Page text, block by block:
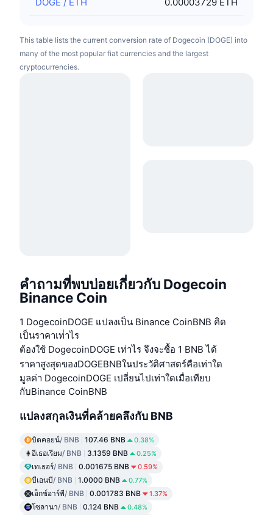
This table lists the current conversion rate of Dogecoin (DOGE) into
many of the most popular fiat currencies and the largest
cryptocurrencies.
คำถามที่พบบ่อยเกี่ยวกับ Dogecoin
Binance Coin
1 DogecoinDOGE แปลงเป็น Binance CoinBNB คิด
เป็นราคาเท่่าไร
ต้องใช้ DogecoinDOGE เท่าไร จึงจะซื้อ 1 BNB ได้
ราคาสูงสุดของDOGEBNBในประวัติศาสตร์คือเท่าใด
มูลค่า DogecoinDOGE เปลี่ยนไปเท่าใดเมื่อเทียบ
กับBinance CoinBNB
แปลงสกุลเงินที่คล้ายคลึงกับ BNB
บิตคอยน์/ BNB 107.46 BNB 0.38%
อีเธอเรียม/ BNB 3.1359 BNB 0.25%
เทเธอร์/ BNB 0.001675 BNB 0.59%
บีเอนบี/ BNB 1.0000 BNB 0.77%
เอ็กซ์อาร์พี/ BNB 0.001783 BNB 1.37%
โซลานา/ BNB 0.124 BNB 0.48%